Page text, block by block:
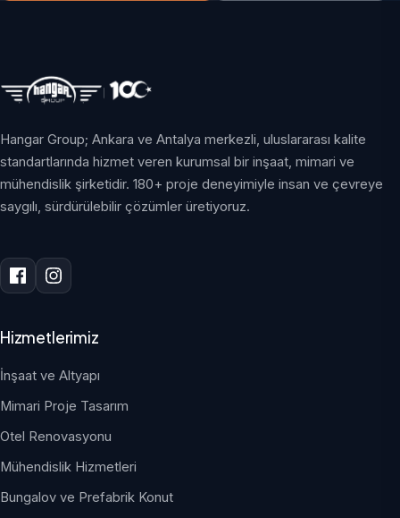
Hangar Group; Ankara ve Antalya merkezli, uluslararası kalite
standartlarında hizmet veren kurumsal bir inşaat, mimari ve
mühendislik şirketidir. 180+ proje deneyimiyle insan ve çevreye
saygılı, sürdürülebilir çözümler üretiyoruz.
Hizmetlerimiz
İnşaat ve Altyapı
Mimari Proje Tasarım
Otel Renovasyonu
Mühendislik Hizmetleri
Bungalov ve Prefabrik Konut